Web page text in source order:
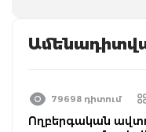
79698 դիտում
Ողբերգական